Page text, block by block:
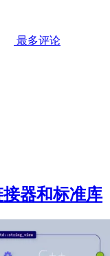
最多评论
器和标准库